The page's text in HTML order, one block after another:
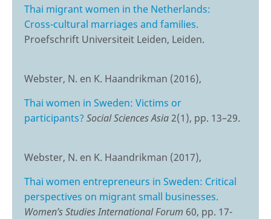
Thai migrant women in the Netherlands:
Cross-cultural marriages and families.
Proefschrift Universiteit Leiden, Leiden.
Webster, N. en K. Haandrikman (2016),
Thai women in Sweden: Victims or
participants? Social Sciences Asia2(1), pp. 13–29.
Webster, N. en K. Haandrikman (2017),
Thai women entrepreneurs in Sweden: Critical
perspectives on migrant small businesses.
Women’s Studies International Forum 60, pp. 17-